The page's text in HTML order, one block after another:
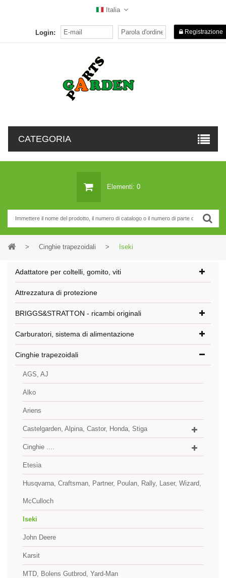
Italia
Login: Registrazione
CATEGORIA
Elementi: 0
> Cinghie trapezoidali > Iseki
Adattatore per coltelli, gomito, viti
Attrezzatura di protezione
BRIGGS&STRATTON - ricambi originali
Carburatori, sistema di alimentazione
Cinghie trapezoidali
AGS, AJ
Alko
Ariens
Castelgarden, Alpina, Castor, Honda, Stiga
Cinghie ....
Etesia
Husqvarna, Craftsman, Partner, Poulan, Rally, Laser, Wizard,
McCulloch
Iseki
John Deere
Karsit
MTD, Bolens Gutbrod, Yard-Man